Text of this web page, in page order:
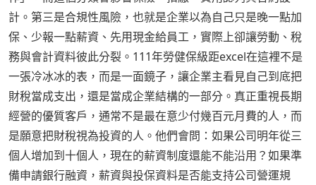
計。第三是合規性風險，也就是企業以為自己只是晚一點加
保、少報一點薪資、先用現金給員工，實際上卻讓勞動、稅
務與會計資料彼此分裂。111年勞健保級距excel在這裡不是
一張冷冰冰的表，而是一面鏡子，讓企業主看見自己到底把
財稅當成支出，還是當成企業結構的一部分。真正重視長期
經營的優質客戶，通常不是最在意少付幾百元月費的人，而
是願意把財稅視為投資的人。他們會問：如果公司明年從三
個人增加到十個人，現在的薪資制度還能不能沿用？如果準
備申請銀行融資，薪資與投保資料是否能支持公司營運規